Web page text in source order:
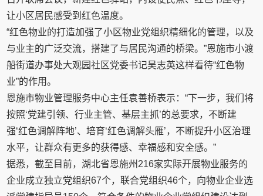
让小区居民感受到红色温度。
“红色物业的打造加强了小区物业党组织精细化的管理，以及
与业主的广泛交流，搭建了与居民沟通的桥梁。”恩施市小渡
船街道办事处大观园社区党委书记吴志英这样看待“红色物
业”的作用。
恩施市物业管理服务中心主任袁善桥表示：“下一步，我们将
按照‘党建引领、行业主管、基层主抓’的总要求，不断建
强‘红色调解阵地’、培育‘红色调解头雁’，不断提升小区治理
水平，让群众有更多的获得感、幸福感和安全感。”
据悉，截至目前，湖北省恩施州216家实际开展物业服务的
企业成立独立党组织67个，联合党组织46个，向物业企业选